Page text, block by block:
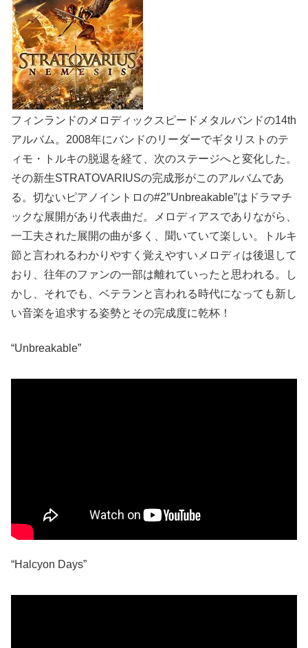
フィンランドのメロディックスピードメタルバンドの14th
アルバム。2008年にバンドのリーダーでギタリストのテ
ィモ・トルキの脱退を経て、次のステージへと変化した。
その新生STRATOVARIUSの完成形がこのアルバムであ
る。切ないピアノイントロの#2″Unbreakable”はドラマチ
ックな展開があり代表曲だ。メロディアスでありながら、
一工夫された展開の曲が多く、聞いていて楽しい。トルキ
節と言われるわかりやすく覚えやすいメロディは後退して
おり、往年のファンの一部は離れていったと思われる。し
かし、それでも、ベテランと言われる時代になっても新し
い音楽を追求する姿勢とその完成度に乾杯！
“Unbreakable”
“Halcyon Days”